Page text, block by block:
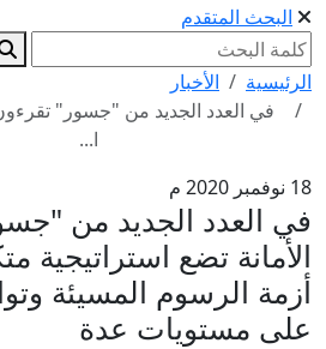
البحث المتقدم
الأخبار
في العدد الجديد من "جسور" تقرءون:
2020 م
العدد الجديد من
تضع استراتيجية
الرسوم المسيئة
مستويات عدة